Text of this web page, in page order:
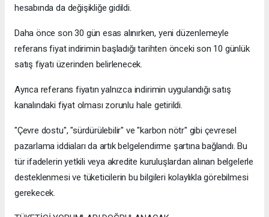
hesabında da değişikliğe gidildi.
Daha önce son 30 gün esas alınırken, yeni düzenlemeyle
referans fiyat indirimin başladığı tarihten önceki son 10 günlük
satış fiyatı üzerinden belirlenecek.
Ayrıca referans fiyatın yalnızca indirimin uygulandığı satış
kanalındaki fiyat olması zorunlu hale getirildi.
"Çevre dostu", "sürdürülebilir" ve "karbon nötr" gibi çevresel
pazarlama iddiaları da artık belgelendirme şartına bağlandı. Bu
tür ifadelerin yetkili veya akredite kuruluşlardan alınan belgelerle
desteklenmesi ve tüketicilerin bu bilgileri kolaylıkla görebilmesi
gerekecek.